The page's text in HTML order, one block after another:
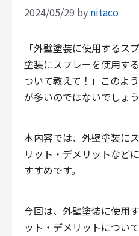
2024/05/29 by nitaco
「外壁塗装に使用するス
塗装にスプレーを使用す
ついて教えて！」このよ
が多いのではないでしょう
本内容では、外壁塗装に
リット・デメリットなど
すすめです。
今回は、外壁塗装に使用
ット・デメリットについ